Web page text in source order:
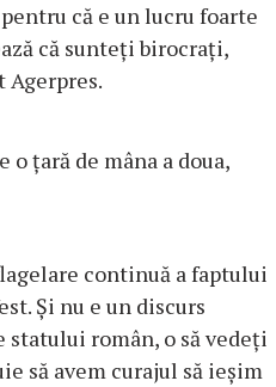
că e un lucru foarte
că sunteţi birocraţi,
ţară de mâna a doua,
continuă a faptului
Şi nu e un discurs
român, o să vedeţi
să avem curajul să ieşim